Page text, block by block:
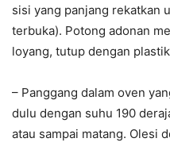
sisi yang panjang rekatkan
terbuka). Potong adonan
loyang, tutup dengan
– Panggang dalam oven
dulu dengan suhu 190
atau sampai matang. Olesi